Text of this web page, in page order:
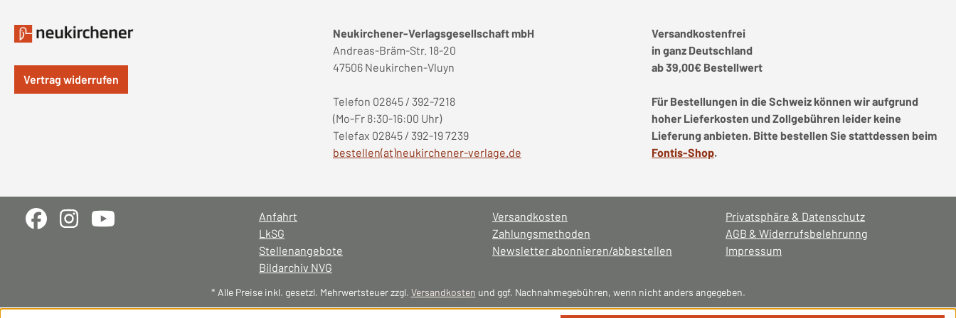
Vertrag widerrufen
Neukirchener-Verlagsgesellschaft mbH
Andreas-Bräm-Str. 18-20
47506 Neukirchen-Vluyn
Telefon 02845 / 392-7218
(Mo-Fr 8:30-16:00 Uhr)
Telefax 02845 / 392-19 7239
bestellen(at)neukirchener-verlage.de
Versandkostenfrei
in ganz Deutschland
ab 39,00€ Bestellwert
Für Bestellungen in die Schweiz können wir aufgrund
hoher Lieferkosten und Zollgebühren leider keine
Lieferung anbieten. Bitte bestellen Sie stattdessen beim
Fontis-Shop.
Anfahrt
LkSG
Stellenangebote
Versandkosten
Zahlungsmethoden
Newsletter abonnieren/abbestellen
Privatsphäre & Datenschutz
AGB & Widerrufsbelehrunng
Impressum
Bildarchiv NVG
* Alle Preise inkl. gesetzl. Mehrwertsteuer zzgl. Versandkosten und ggf. Nachnahmegebühren, wenn nicht anders angegeben.